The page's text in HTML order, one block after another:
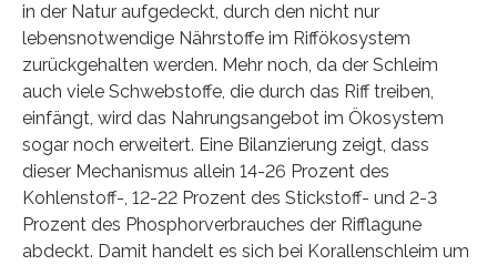
in der Natur aufgedeckt, durch den nicht nur
lebensnotwendige Nährstoffe im Riffökosystem
zurückgehalten werden. Mehr noch, da der Schleim
auch viele Schwebstoffe, die durch das Riff treiben,
einfängt, wird das Nahrungsangebot im Ökosystem
sogar noch erweitert. Eine Bilanzierung zeigt, dass
dieser Mechanismus allein 14-26 Prozent des
Kohlenstoff-, 12-22 Prozent des Stickstoff- und 2-3
Prozent des Phosphorverbrauches der Rifflagune
abdeckt. Damit handelt es sich bei Korallenschleim um